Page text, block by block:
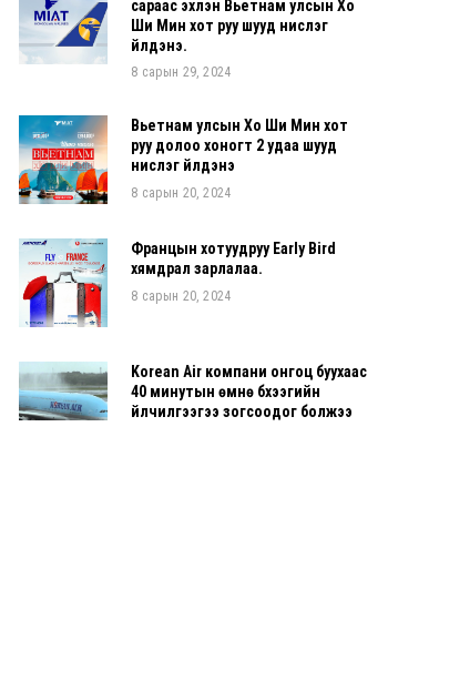
сараас эхлэн Вьетнам улсын Хо
Ши Мин хот руу шууд нислэг
үйлдэнэ.
8 сарын 29, 2024
Вьетнам улсын Хо Ши Мин хот
руу долоо хоногт 2 удаа шууд
нислэг үйлдэнэ
8 сарын 20, 2024
Францын хотуудруу Early Bird
хямдрал зарлалаа.
8 сарын 20, 2024
Korean Air компани онгоц буухаас
40 минутын өмнө бүхээгийн
үйлчилгээгээ зогсоодог болжээ